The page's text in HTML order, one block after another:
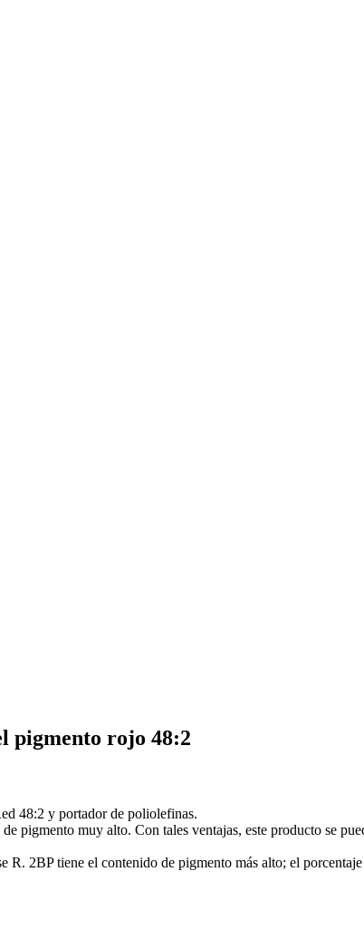
pigmento rojo 48:2
48:2 y portador de poliolefinas.
pigmento muy alto. Con tales ventajas, este producto se
2BP tiene el contenido de pigmento más alto; el